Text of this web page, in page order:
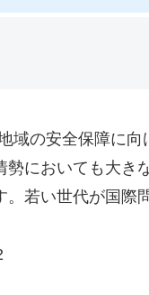
域の安全保障に
においても大
若い世代が国際